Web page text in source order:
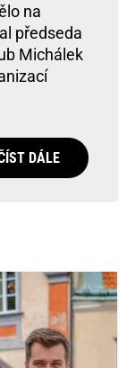
na
předseda
Michálek
DÁLE